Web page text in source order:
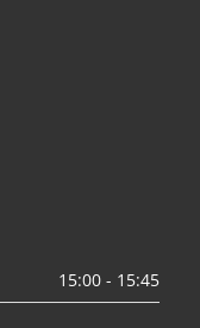
15:00 - 15:45